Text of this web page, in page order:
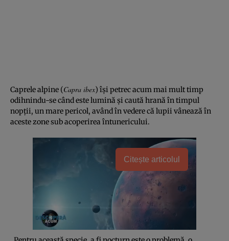
Caprele alpine (Capra ibex) își petrec acum mai mult timp
odihnindu-se când este lumină și caută hrană în timpul
nopții, un mare pericol, având în vedere că lupii vânează în
aceste zone sub acoperirea întunericului.
Citește articolul